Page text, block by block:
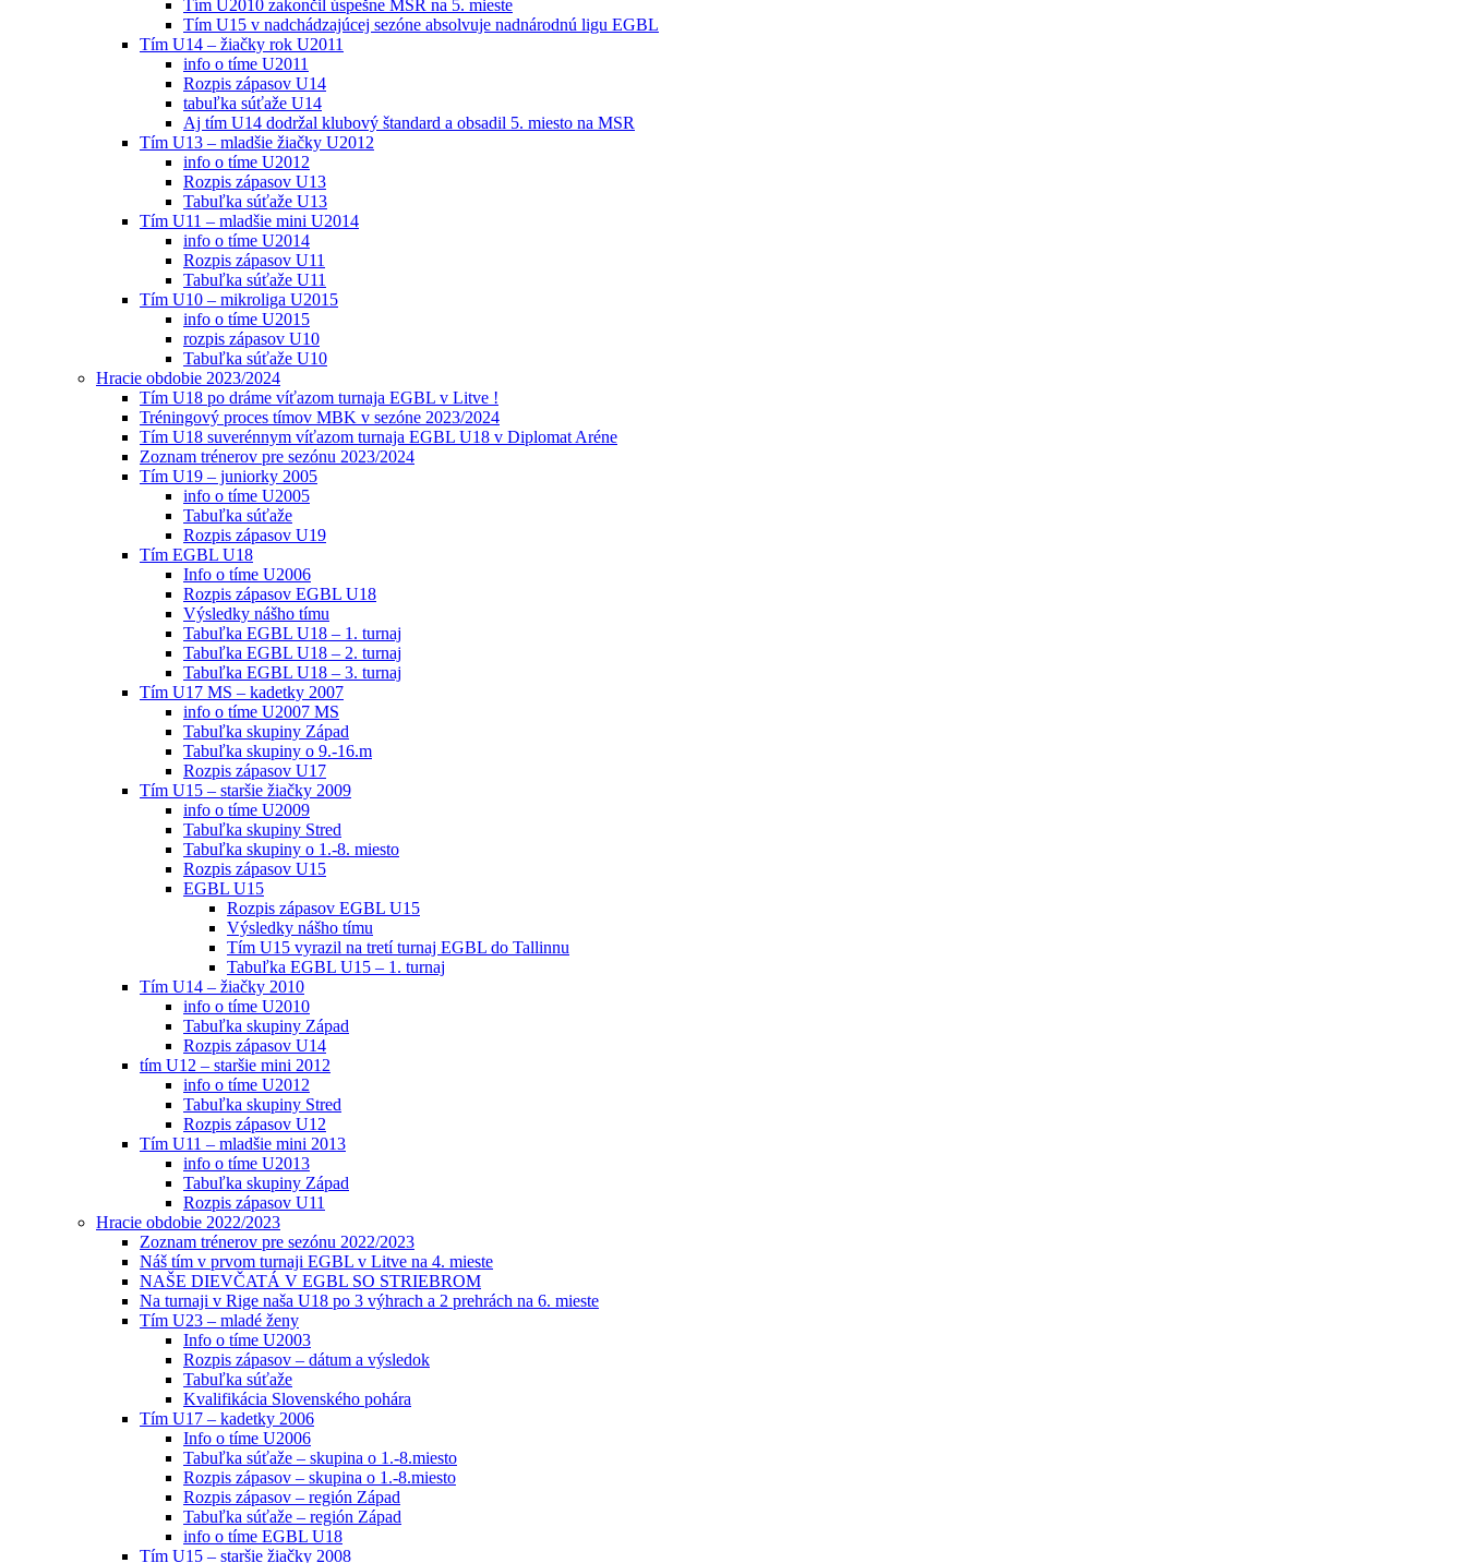
Tím U2010 zakončil úspešne MSR na 5. mieste
Tím U15 v nadchádzajúcej sezóne absolvuje nadnárodnú ligu EGBL
Tím U14 – žiačky rok U2011
info o tíme U2011
Rozpis zápasov U14
tabuľka súťaže U14
Aj tím U14 dodržal klubový štandard a obsadil 5. miesto na MSR
Tím U13 – mladšie žiačky U2012
info o tíme U2012
Rozpis zápasov U13
Tabuľka súťaže U13
Tím U11 – mladšie mini U2014
info o tíme U2014
Rozpis zápasov U11
Tabuľka súťaže U11
Tím U10 – mikroliga U2015
info o tíme U2015
rozpis zápasov U10
Tabuľka súťaže U10
Hracie obdobie 2023/2024
Tím U18 po dráme víťazom turnaja EGBL v Litve !
Tréningový proces tímov MBK v sezóne 2023/2024
Tím U18 suverénnym víťazom turnaja EGBL U18 v Diplomat Aréne
Zoznam trénerov pre sezónu 2023/2024
Tím U19 – juniorky 2005
info o tíme U2005
Tabuľka súťaže
Rozpis zápasov U19
Tím EGBL U18
Info o tíme U2006
Rozpis zápasov EGBL U18
Výsledky nášho tímu
Tabuľka EGBL U18 – 1. turnaj
Tabuľka EGBL U18 – 2. turnaj
Tabuľka EGBL U18 – 3. turnaj
Tím U17 MS – kadetky 2007
info o tíme U2007 MS
Tabuľka skupiny Západ
Tabuľka skupiny o 9.-16.m
Rozpis zápasov U17
Tím U15 – staršie žiačky 2009
info o tíme U2009
Tabuľka skupiny Stred
Tabuľka skupiny o 1.-8. miesto
Rozpis zápasov U15
EGBL U15
Rozpis zápasov EGBL U15
Výsledky nášho tímu
Tím U15 vyrazil na tretí turnaj EGBL do Tallinnu
Tabuľka EGBL U15 – 1. turnaj
Tím U14 – žiačky 2010
info o tíme U2010
Tabuľka skupiny Západ
Rozpis zápasov U14
tím U12 – staršie mini 2012
info o tíme U2012
Tabuľka skupiny Stred
Rozpis zápasov U12
Tím U11 – mladšie mini 2013
info o tíme U2013
Tabuľka skupiny Západ
Rozpis zápasov U11
Hracie obdobie 2022/2023
Zoznam trénerov pre sezónu 2022/2023
Náš tím v prvom turnaji EGBL v Litve na 4. mieste
NAŠE DIEVČATÁ V EGBL SO STRIEBROM
Na turnaji v Rige naša U18 po 3 výhrach a 2 prehrách na 6. mieste
Tím U23 – mladé ženy
Info o tíme U2003
Rozpis zápasov – dátum a výsledok
Tabuľka súťaže
Kvalifikácia Slovenského pohára
Tím U17 – kadetky 2006
Info o tíme U2006
Tabuľka súťaže – skupina o 1.-8.miesto
Rozpis zápasov – skupina o 1.-8.miesto
Rozpis zápasov – región Západ
Tabuľka súťaže – región Západ
info o tíme EGBL U18
Tím U15 – staršie žiačky 2008